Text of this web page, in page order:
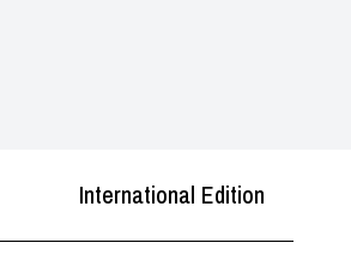
International Edition